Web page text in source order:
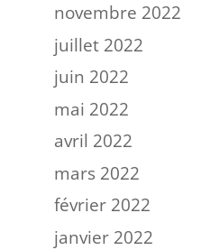
novembre 2022
juillet 2022
juin 2022
mai 2022
avril 2022
mars 2022
février 2022
janvier 2022